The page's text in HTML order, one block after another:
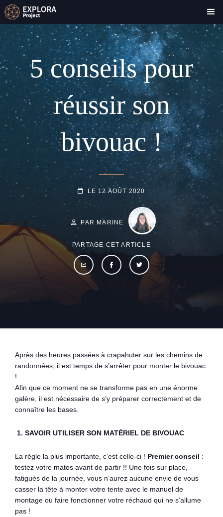
5 conseils pour
réussir son
bivouac !
POSTED-
ON
LE 12 AOÛT 2020
BY
BYLINE
PAR MARINE
PARTAGE CET ARTICLE
Après des heures passées à crapahuter sur les chemins de
randonnées, il est temps de s’arrêter pour monter le bivouac
!
Afin que ce moment ne se transforme pas en une énorme
galère, il est nécessaire de s’y préparer correctement et de
connaître les bases.
1. SAVOIR UTILISER SON MATÉRIEL DE BIVOUAC
La règle la plus importante, c’est celle-ci ! Premier conseil :
testez votre matos avant de partir !! Une fois sur place,
fatigués de la journée, vous n’aurez aucune envie de vous
casser la tête à monter votre tente avec le manuel de
montage ou faire fonctionner votre réchaud qui ne s’allume
pas !